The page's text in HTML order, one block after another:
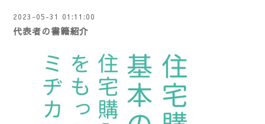
2023-05-31 01:11:00
代表者の書籍紹介